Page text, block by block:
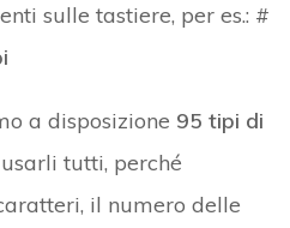
sulle tastiere, per es.: #
a disposizione 95 tipi di
tutti, perché
il numero delle